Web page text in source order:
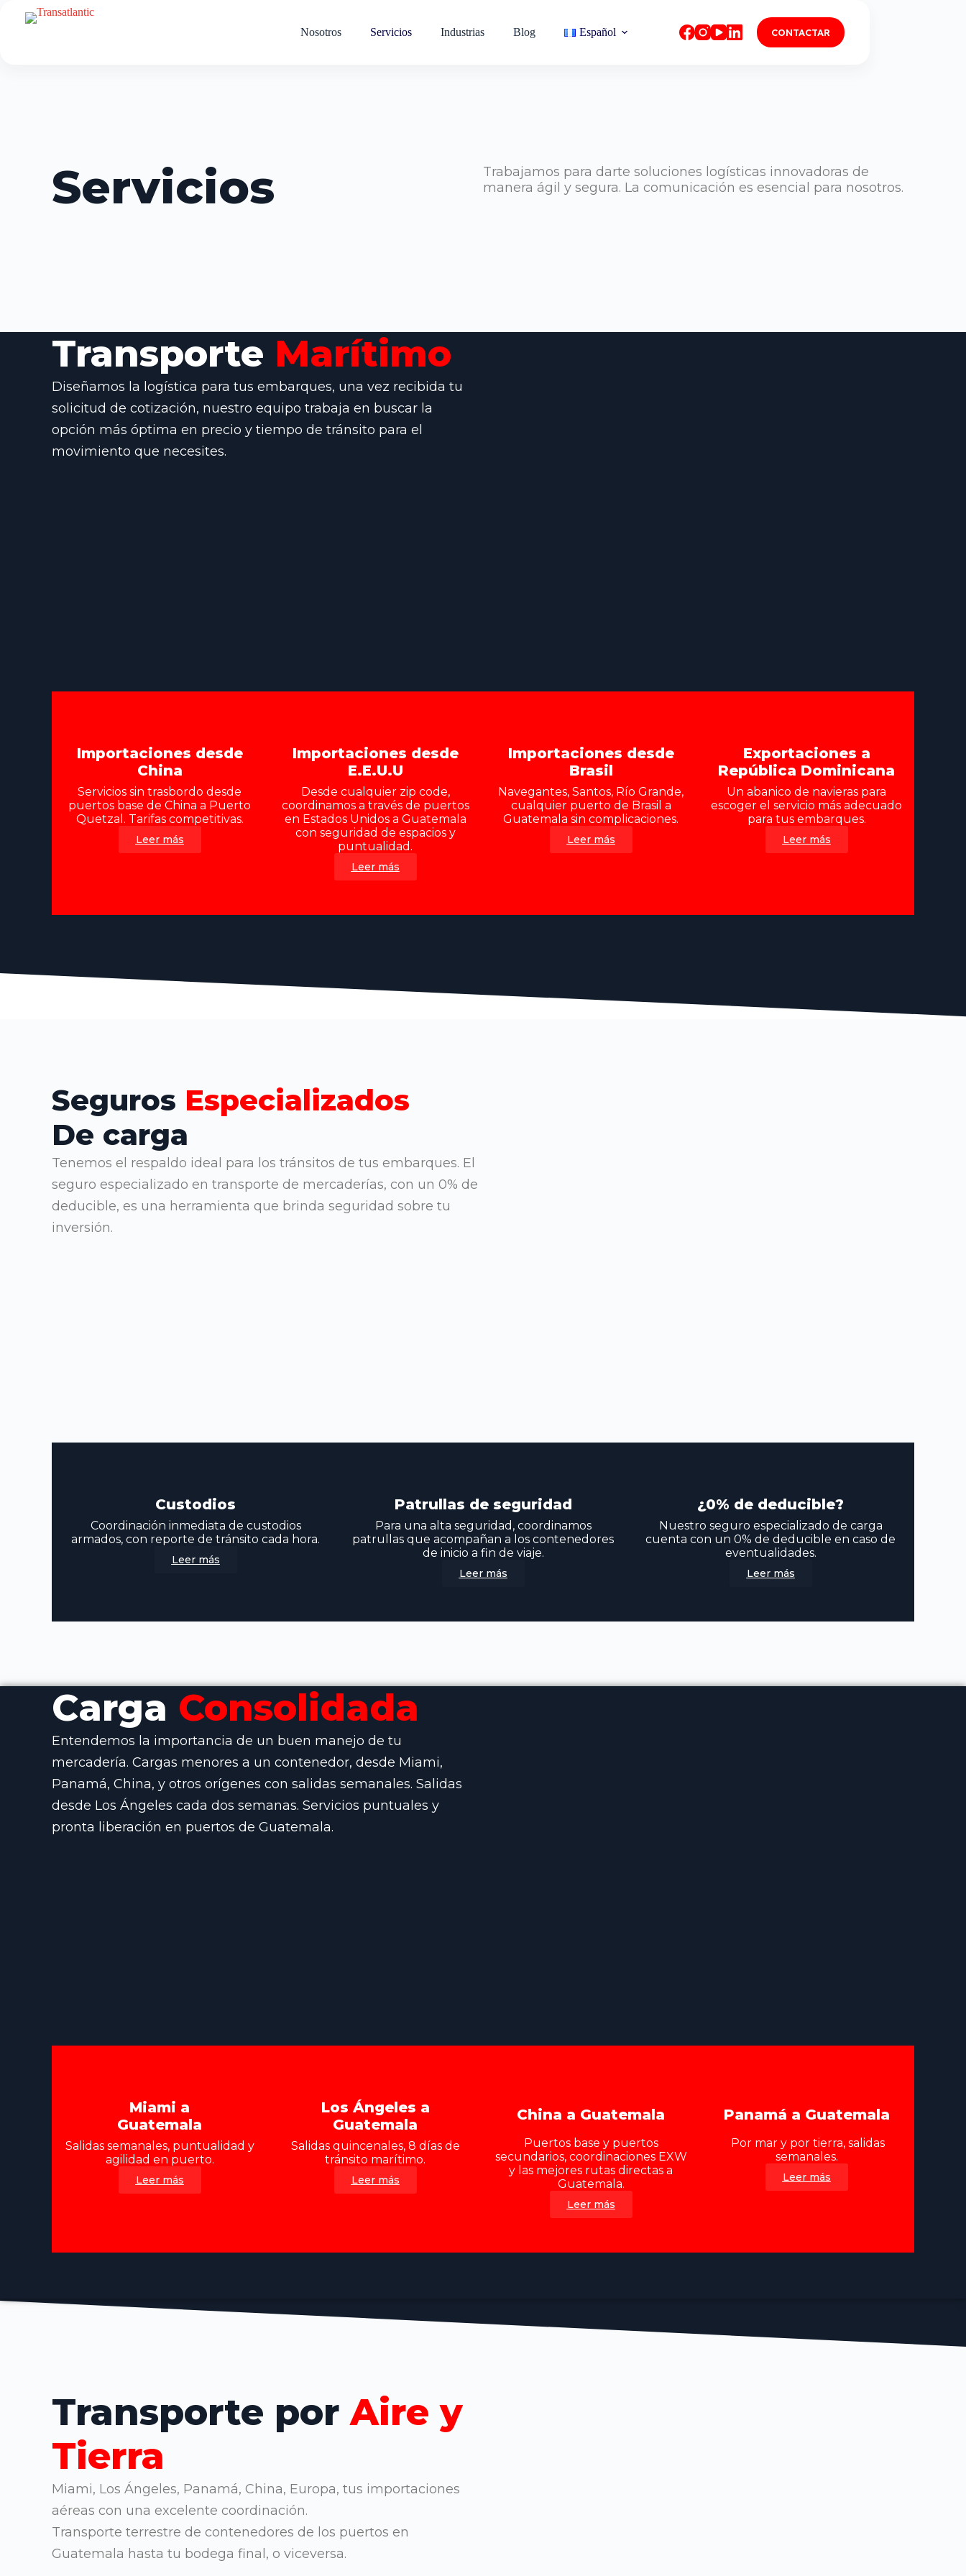
Nosotros Servicios Industrias Blog Español CONTACTAR
Servicios
Trabajamos para darte soluciones logísticas innovadoras de
manera ágil y segura. La comunicación es esencial para nosotros.
Transporte Marítimo
Diseñamos la logística para tus embarques, una vez recibida tu
solicitud de cotización, nuestro equipo trabaja en buscar la
opción más óptima en precio y tiempo de tránsito para el
movimiento que necesites.
Importaciones desde
China
Servicios sin trasbordo desde
puertos base de China a Puerto
Quetzal. Tarifas competitivas.
Leer más
Importaciones desde
E.E.U.U
Desde cualquier zip code,
coordinamos a través de puertos
en Estados Unidos a Guatemala
con seguridad de espacios y
puntualidad.
Leer más
Importaciones desde
Brasil
Navegantes, Santos, Río Grande,
cualquier puerto de Brasil a
Guatemala sin complicaciones.
Leer más
Exportaciones a
República Dominicana
Un abanico de navieras para
escoger el servicio más adecuado
para tus embarques.
Leer más
Seguros Especializados
De carga
Tenemos el respaldo ideal para los tránsitos de tus embarques. El
seguro especializado en transporte de mercaderías, con un 0% de
deducible, es una herramienta que brinda seguridad sobre tu
inversión.
Custodios
Coordinación inmediata de custodios
armados, con reporte de tránsito cada hora.
Leer más
Patrullas de seguridad
Para una alta seguridad, coordinamos
patrullas que acompañan a los contenedores
de inicio a fin de viaje.
Leer más
¿0% de deducible?
Nuestro seguro especializado de carga
cuenta con un 0% de deducible en caso de
eventualidades.
Leer más
Carga Consolidada
Entendemos la importancia de un buen manejo de tu
mercadería. Cargas menores a un contenedor, desde Miami,
Panamá, China, y otros orígenes con salidas semanales. Salidas
desde Los Ángeles cada dos semanas. Servicios puntuales y
pronta liberación en puertos de Guatemala.
Miami a
Guatemala
Salidas semanales, puntualidad y
agilidad en puerto.
Leer más
Los Ángeles a
Guatemala
Salidas quincenales, 8 días de
tránsito marítimo.
Leer más
China a Guatemala
Puertos base y puertos
secundarios, coordinaciones EXW
y las mejores rutas directas a
Guatemala.
Leer más
Panamá a Guatemala
Por mar y por tierra, salidas
semanales.
Leer más
Transporte porAire y
Tierra
Miami, Los Ángeles, Panamá, China, Europa, tus importaciones
aéreas con una excelente coordinación.
Transporte terrestre de contenedores de los puertos en
Guatemala hasta tu bodega final, o viceversa.